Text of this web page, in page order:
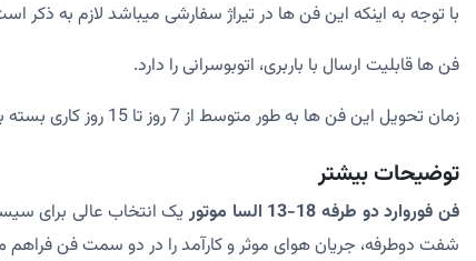
با توجه به اینکه این فن ها در تیراژ سفارشی میباشد لازم به
فن ها قابلیت ارسال با باربری، اتوبوسرانی را دارد.
زمان تحویل این فن ها به طور متوسط از 7 روز تا 15 روز کاری بسته به تعداد متفیر می باشد جهت کسب اطلاعات بیشتر می توانید از طریق شماره واتس اپ 09202720270 با ما در تماس باشید
توضیحات بیشتر
فن فوروارد دو طرفه 18-13 السا موتور
یک انتخاب عالی برای
شفت دوطرفه، جریان هوای موثر و کارآمد را در دو سمت فن فراهم